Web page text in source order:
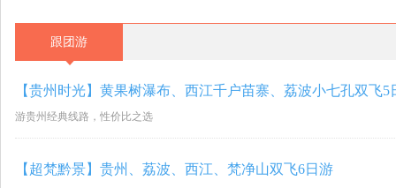
跟团游
【贵州时光】黄果树瀑布、西江千户苗寨、荔波小七孔双飞5
游贵州经典线路，性价比之选
【超梵黔景】贵州、荔波、西江、梵净山双飞6日游